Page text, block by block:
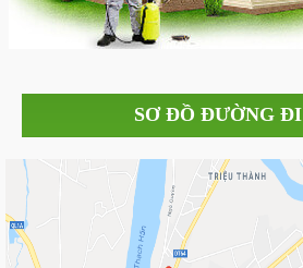
SƠ ĐỒ ĐƯỜNG ĐI